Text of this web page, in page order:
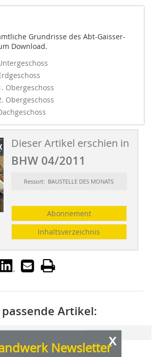
Grundrisse des Abt-Gaisser-
Download.
Obergeschoss
Obergeschoss
Dieser Artikel erschien in
BHW 04/2011
Ressort: BAUSTELLE DES MONATS
Abonnement
Inhaltsverzeichnis
x
Newsletter
Artikel:
Neue Bücher und CDs